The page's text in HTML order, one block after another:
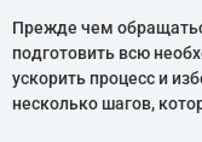
Прежде чем
подготовить всю
ускорить процесс и
несколько шагов,